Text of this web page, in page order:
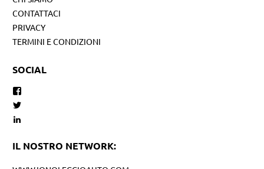
CONTATTACI
PRIVACY
TERMINI E CONDIZIONI
SOCIAL
IL NOSTRO NETWORK: